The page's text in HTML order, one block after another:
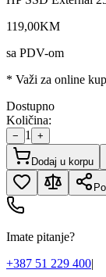
119,00KM
sa PDV-om
* Važi za online
Dostupno
Količina:
− 1 +
Dodaj u korpu
Imate pitanje?
+387 51 229 400|